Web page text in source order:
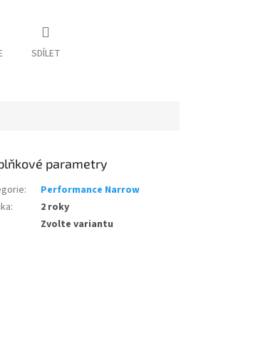
SDÍLET
parametry
:
Performance Narrow
:
2 roky
Zvolte variantu